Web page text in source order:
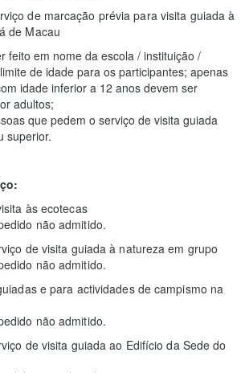
de marcação prévia para visita guiada à
de Macau
feito em nome da escola / instituição /
de idade para os participantes; apenas
idade inferior a 12 anos devem ser
adultos;
que pedem o serviço de visita guiada
superior.
às ecotecas
não admitido.
de visita guiada à natureza em grupo
não admitido.
e para actividades de campismo na
não admitido.
de visita guiada ao Edifício da Sede do